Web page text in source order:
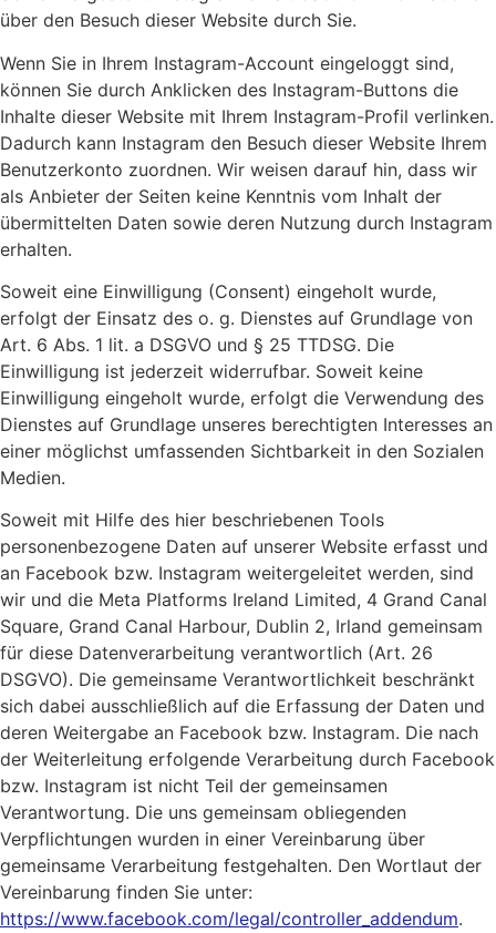
über den Besuch dieser Website durch Sie.
Wenn Sie in Ihrem Instagram-Account eingeloggt sind,
können Sie durch Anklicken des Instagram-Buttons die
Inhalte dieser Website mit Ihrem Instagram-Profil verlinken.
Dadurch kann Instagram den Besuch dieser Website Ihrem
Benutzerkonto zuordnen. Wir weisen darauf hin, dass wir
als Anbieter der Seiten keine Kenntnis vom Inhalt der
übermittelten Daten sowie deren Nutzung durch Instagram
erhalten.
Soweit eine Einwilligung (Consent) eingeholt wurde,
erfolgt der Einsatz des o. g. Dienstes auf Grundlage von
Art. 6 Abs. 1 lit. a DSGVO und § 25 TTDSG. Die
Einwilligung ist jederzeit widerrufbar. Soweit keine
Einwilligung eingeholt wurde, erfolgt die Verwendung des
Dienstes auf Grundlage unseres berechtigten Interesses an
einer möglichst umfassenden Sichtbarkeit in den Sozialen
Medien.
Soweit mit Hilfe des hier beschriebenen Tools
personenbezogene Daten auf unserer Website erfasst und
an Facebook bzw. Instagram weitergeleitet werden, sind
wir und die Meta Platforms Ireland Limited, 4 Grand Canal
Square, Grand Canal Harbour, Dublin 2, Irland gemeinsam
für diese Datenverarbeitung verantwortlich (Art. 26
DSGVO). Die gemeinsame Verantwortlichkeit beschränkt
sich dabei ausschließlich auf die Erfassung der Daten und
deren Weitergabe an Facebook bzw. Instagram. Die nach
der Weiterleitung erfolgende Verarbeitung durch Facebook
bzw. Instagram ist nicht Teil der gemeinsamen
Verantwortung. Die uns gemeinsam obliegenden
Verpflichtungen wurden in einer Vereinbarung über
gemeinsame Verarbeitung festgehalten. Den Wortlaut der
Vereinbarung finden Sie unter:
https://www.facebook.com/legal/controller_addendum.